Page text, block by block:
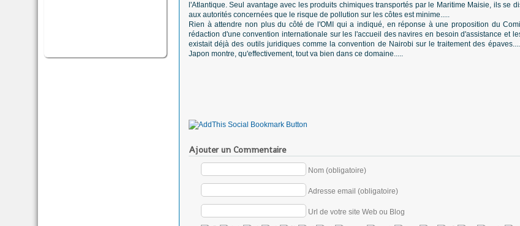
l'Atlantique. Seul avantage avec les produits chimiques transportés par le Maritime Maisie, ils se
aux autorités concernées que le risque de pollution sur les côtes est minime.....
Rien à attendre non plus du côté de l'OMI qui a indiqué, en réponse à une proposition du
rédaction d'une convention internationale sur les l'accueil des navires en besoin d'assistance et
existait déjà des outils juridiques comme la convention de Nairobi sur le traitement des
Japon montre, qu'effectivement, tout va bien dans ce domaine.....
Ajouter un Commentaire
Nom (obligatoire)
Adresse email (obligatoire)
Url de votre site Web ou Blog